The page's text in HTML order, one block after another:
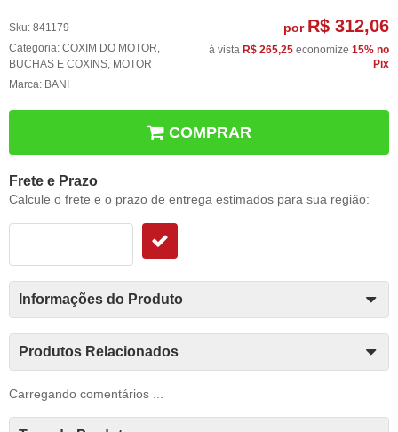
Sku: 841179
Categoria: COXIM DO MOTOR,
BUCHAS E COXINS, MOTOR
Marca: BANI
por R$ 312,06
à vista R$ 265,25 economize 15% no
Pix
COMPRAR
Frete e Prazo
Calcule o frete e o prazo de entrega estimados para sua região:
Informações do Produto
Produtos Relacionados
Carregando comentários ...